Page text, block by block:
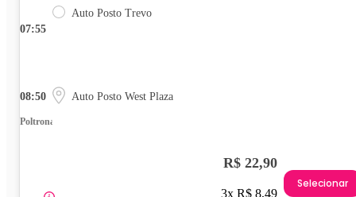
07:55
Auto Posto Trevo
08:50 Auto Posto West Plaza
Poltrona
R$ 22,90
3x R$ 8,49
Selecionar